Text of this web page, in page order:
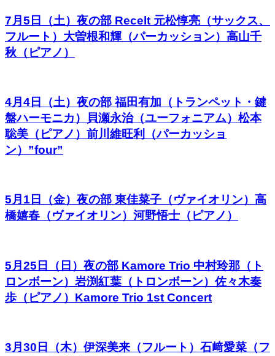
7月5日（土）夜の部 Recelt 元松惇亮（サックス、
フルート）大曽根和輝（パーカッション）高山千
秋（ピアノ）
4月4日（土）夜の部 福田有加（トランペット・鍵
盤ハーモニカ）貝瀬永治（ユーフォニアム）松本
聡美（ピアノ）前川維旺利（パーカッショ
ン）”four”
5月1日（金）夜の部 東佳菜子（ヴァイオリン）高
橋嬉春（ヴァイオリン）河野悟士（ピアノ）
5月25日（日）夜の部 Kamore Trio 中村玲那（ト
ロンボーン）岩渕紅葉（トロンボーン）佐々木奏
歩（ピアノ）Kamore Trio 1st Concert
3月30日（木）伊深美来（フルート）石﨑愛菜（フ